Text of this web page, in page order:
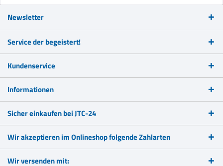
Newsletter
Service der begeistert!
Kundenservice
Informationen
Sicher einkaufen bei JTC-24
Wir akzeptieren im Onlineshop folgende Zahlarten
Wir versenden mit: